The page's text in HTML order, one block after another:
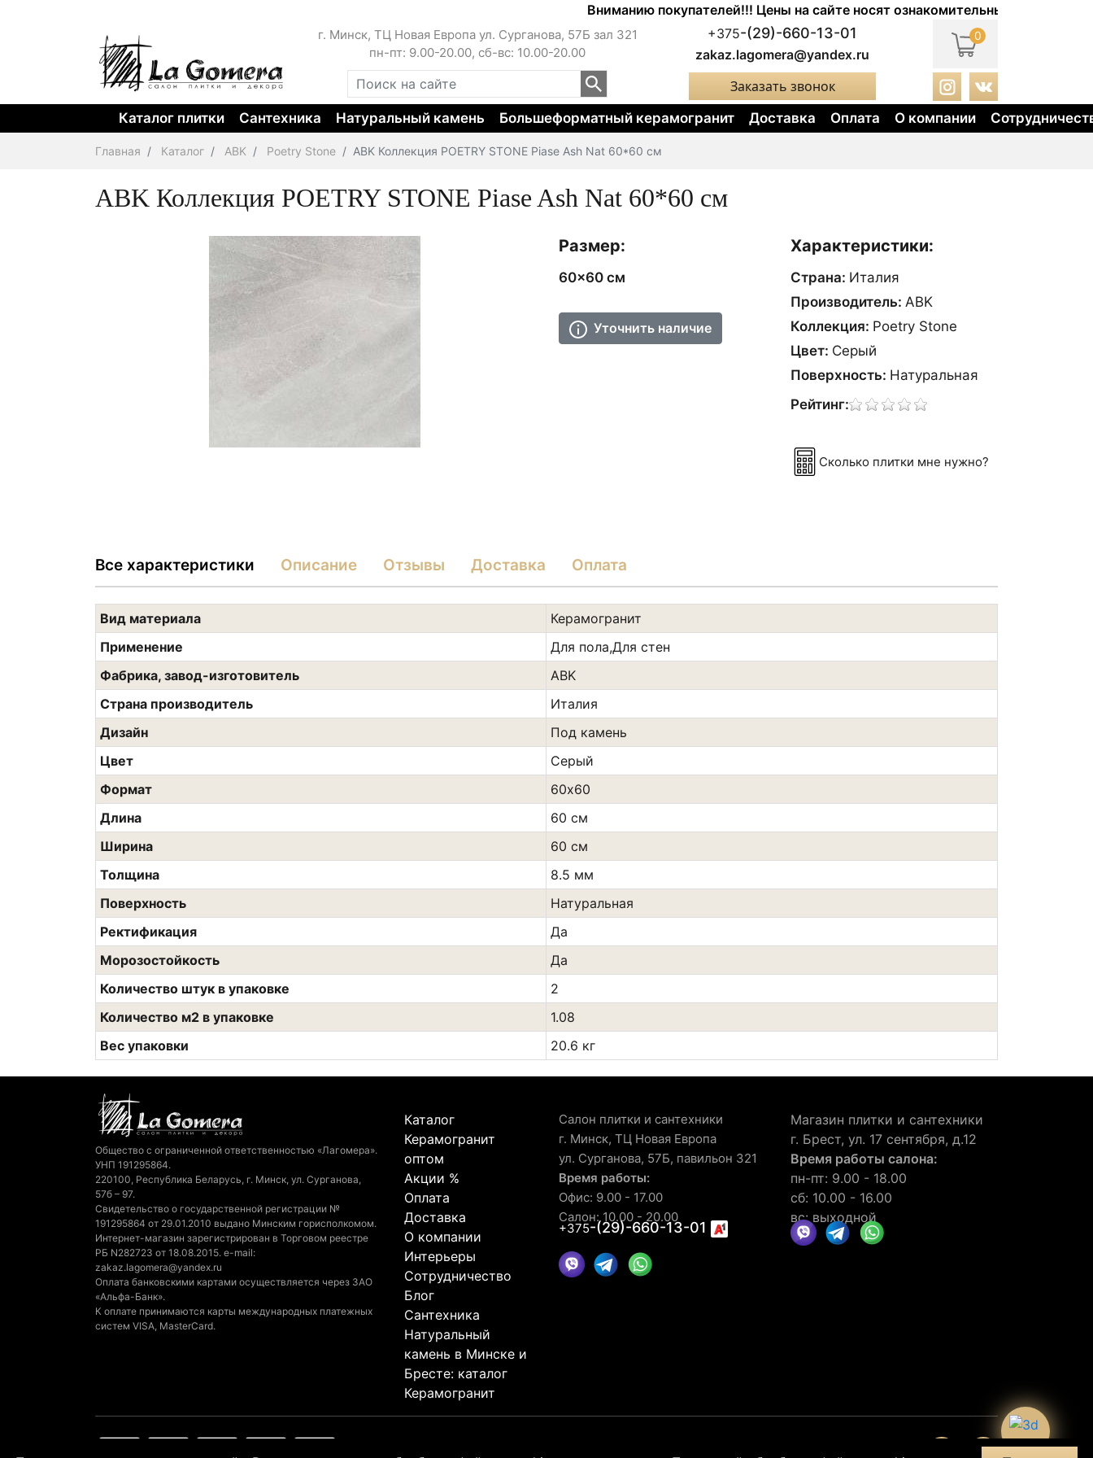
Вниманию покупателей!!! Цены на сайте носят ознакомительный характер.
г. Минск, ТЦ Новая Европа ул. Сурганова, 57Б зал 321
пн-пт: 9.00-20.00, сб-вс: 10.00-20.00
+375-(29)-660-13-01
zakaz.lagomera@yandex.ru
Заказать звонок
0
Каталог плитки Сантехника Натуральный камень Большеформатный керамогранит Доставка Оплата О компании
Главная Каталог ABK Poetry Stone ABK Коллекция POETRY STONE Piase Ash Nat 60*60 см
ABK Коллекция POETRY STONE Piase Ash Nat 60*60 см
Размер:
60x60 см
Уточнить наличие
Характеристики:
Страна: Италия
Производитель: ABK
Коллекция: Poetry Stone
Цвет: Сeрый
Поверхность: Натуральная
Рейтинг:
Сколько плитки мне нужно?
Все характеристики Описание Отзывы Доставка Оплата
Вид материала
Керамогранит
Применение
Для пола,Для стен
Фабрика, завод-изготовитель
ABK
Страна производитель
Италия
Дизайн
Под камень
Цвет
Сeрый
Формат
60х60
Длина
60 см
Ширина
60 см
Толщина
8.5 мм
Поверхность
Натуральная
Ректификация
Да
Морозостойкость
Да
Количество штук в упаковке
2
Количество м2 в упаковке
1.08
Вес упаковки
20.6 кг
Общество с ограниченной ответственностью «Лагомера».
УНП 191295864.
220100, Республика Беларусь, г. Минск, ул. Сурганова,
57б – 97.
Свидетельство о государственной регистрации №
191295864 от 29.01.2010 выдано Минским горисполкомом.
Интернет-магазин зарегистрирован в Торговом реестре
РБ N282723 от 18.08.2015. e-mail:
zakaz.lagomera@yandex.ru
Оплата банковскими картами осуществляется через ЗАО
«Альфа-Банк».
К оплате принимаются карты международных платежных
систем VISA, MasterCard.
Каталог
Керамогранит
оптом
Акции %
Оплата
Доставка
О компании
Интерьеры
Сотрудничество
Блог
Сантехника
Натуральный
камень в Минске и
Бресте: каталог
Керамогранит
Салон плитки и сантехники
г. Минск, ТЦ Новая Европа
ул. Сурганова, 57Б, павильон 321
Время работы:
Офис: 9.00 - 17.00
Салон: 10.00 - 20.00
+375-(29)-660-13-01
Магазин плитки и сантехники
г. Брест, ул. 17 сентября, д.12
Время работы салона:
пн-пт: 9.00 - 18.00
сб: 10.00 - 16.00
вс: выходной